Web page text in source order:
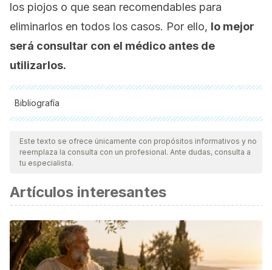
los piojos o que sean recomendables para
eliminarlos en todos los casos. Por ello, lo mejor
será consultar con el médico antes de
utilizarlos.
Bibliografía
Todas las fuentes citadas fueron revisadas a profundidad por
nuestro equipo, para asegurar su calidad, confiabilidad,
vigencia y validez.La bibliografía de este artículo fue
científica.
Buttaravoli, P. (2009). Pediculosis. InMinor
Emergencies(pp. 728–732). Elsevier.
https://doi.org/10.1016/b978-032304026-6.50179-4
Mas, A., Troncoso, A. M., García-Parrilla, M. C., & Torija, M.
Este texto se ofrece únicamente con propósitos informativos y no
reemplaza la consulta con un profesional. Ante dudas, consulta a
tu especialista.
Artículos interesantes